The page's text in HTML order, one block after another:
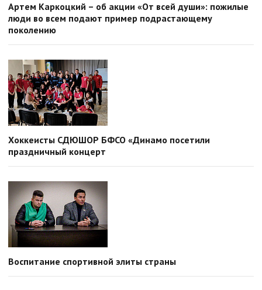
Артем Каркоцкий – об акции «От всей души»: пожилые
люди во всем подают пример подрастающему
поколению
Хоккеисты СДЮШОР БФСО «Динамо посетили
праздничный концерт
Воспитание спортивной элиты страны